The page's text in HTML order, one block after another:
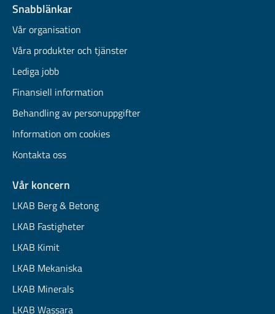
Snabblänkar
Vår organisation
Våra produkter och tjänster
Lediga jobb
Finansiell information
Behandling av personuppgifter
Information om cookies
Kontakta oss
Vår koncern
LKAB Berg & Betong
LKAB Fastigheter
LKAB Kimit
LKAB Mekaniska
LKAB Minerals
LKAB Wassara